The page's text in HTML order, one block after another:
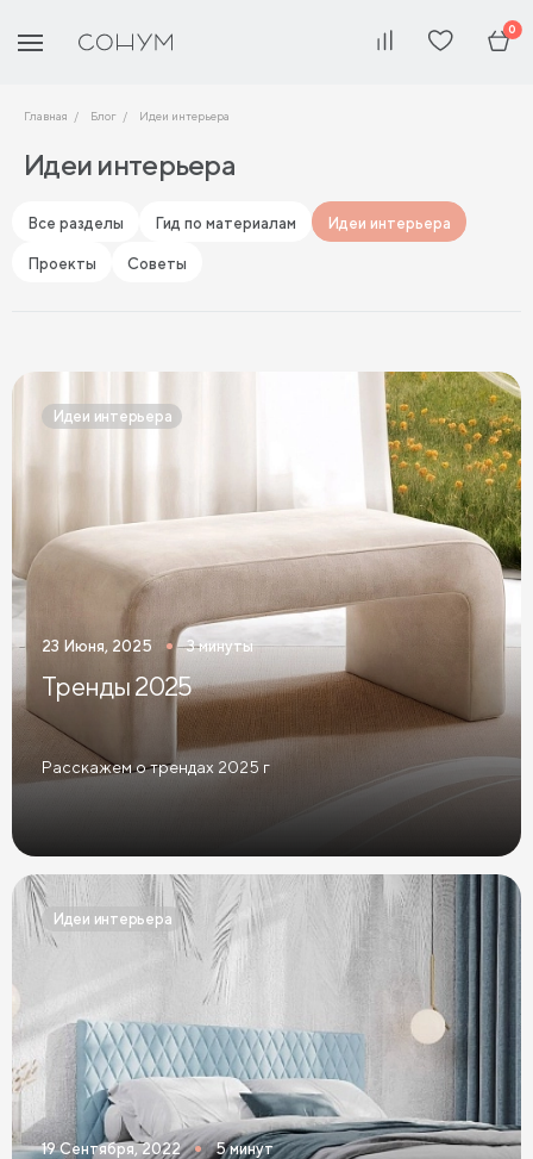
0
Главная Блог Идеи интерьера
Идеи интерьера
Все разделы Гид по материалам Идеи интерьера
Проекты Советы
Идеи интерьера
23 Июня, 2025 3 минуты
Тренды 2025
Расскажем о трендах 2025 г
Идеи интерьера
19 Сентября, 2022 5 минут